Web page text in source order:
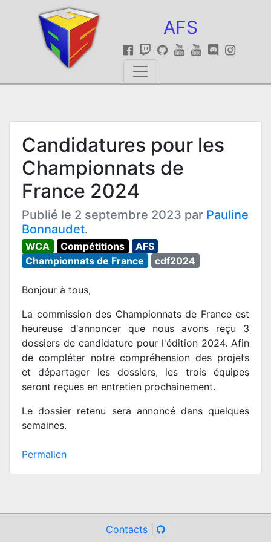
AFS
Candidatures pour les
Championnats de
France 2024
Publié le 2 septembre 2023 par Pauline
Bonnaudet.
WCA Compétitions
AFS
Championnats de France
cdf2024
Bonjour à tous,
La commission des Championnats de France est
heureuse d'annoncer que nous avons reçu 3
dossiers de candidature pour l'édition 2024. Afin
de compléter notre compréhension des projets
et départager les dossiers, les trois équipes
seront reçues en entretien prochainement.
Le dossier retenu sera annoncé dans quelques
semaines.
Permalien
Contacts